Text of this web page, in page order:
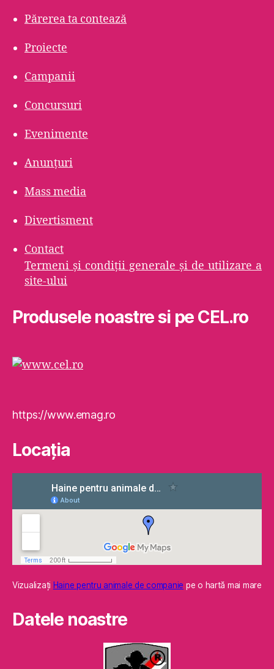
Părerea ta contează
Proiecte
Campanii
Concursuri
Evenimente
Anunțuri
Mass media
Divertisment
Contact
Termeni şi condiţii generale şi de utilizare a
site-ului
Produsele noastre si pe CEL.ro
https://www.emag.ro
Locaţia
Vizualizaţi Haine pentru animale de companie pe o hartă mai mare
Datele noastre